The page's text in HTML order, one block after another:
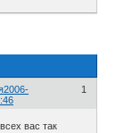
1
2006-
вас так